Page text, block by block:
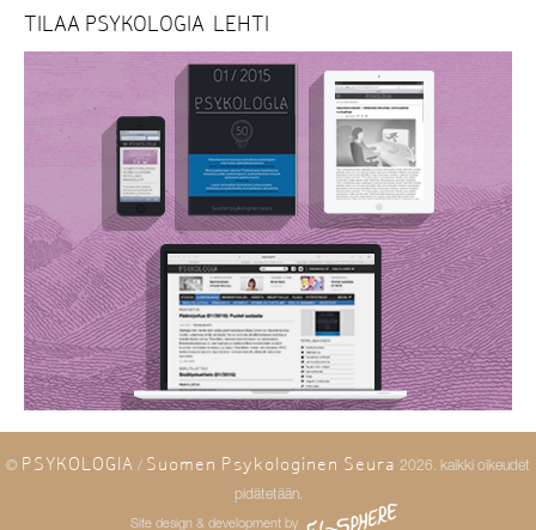
TILAA PSYKOLOGIA-LEHTI
© PSYKOLOGIA / Suomen Psykologinen Seura 2026. kaikki oikeudet
pidätetään.
Site design & development by